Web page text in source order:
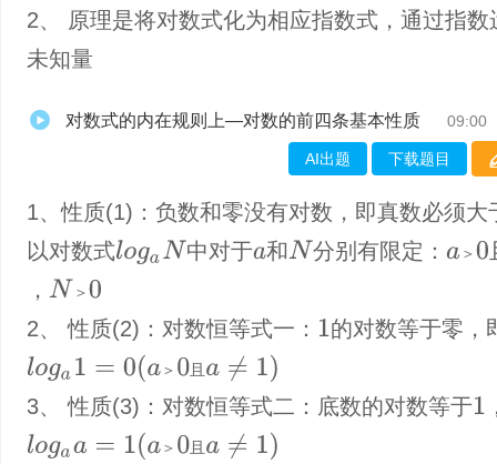
2、 原理是将对数式化为相应指数式，通过指数
未知量
对数式的内在规则上—对数的前四条基本性质 09:00
AI出题 下载题目
1、性质(1)：负数和零没有对数，即真数必须大
以对数式logaN 中对于a 和 N 分别有限定： ＞
a＞ 0
，
＞
N＞ 0
2、 性质(2)：对数恒等式一： 1 的对数等于零，
loga1 0 ＞ 且
(a＞ 且a≠1)
3、 性质(3)：对数恒等式二：底数的对数等于1
logaa 1 ＞ 且
(a＞ 且a≠1